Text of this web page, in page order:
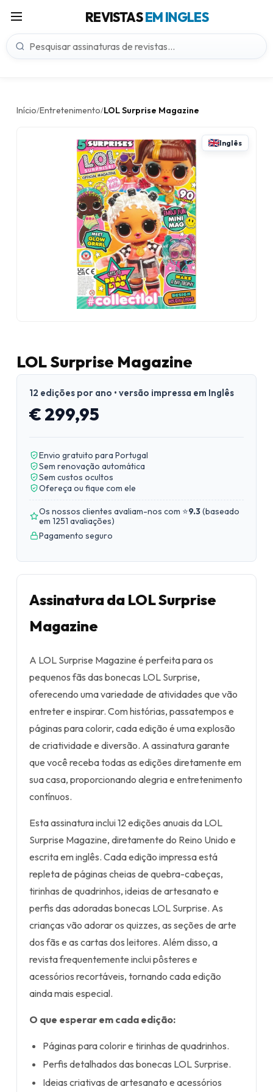
REVISTASEM INGLES
Início/Entretenimento/LOL Surprise Magazine
Inglês
LOL Surprise Magazine
12 edições por ano • versão impressa em Inglês
€ 299,95
Envio gratuito para Portugal
Sem renovação automática
Sem custos ocultos
Ofereça ou fique com ele
Os nossos clientes avaliam-nos com ⭐9.3(baseado
em 1251 avaliações)
Pagamento seguro
Assinatura da LOL Surprise
Magazine
A LOL Surprise Magazine é perfeita para os
pequenos fãs das bonecas LOL Surprise,
oferecendo uma variedade de atividades que vão
entreter e inspirar. Com histórias, passatempos e
páginas para colorir, cada edição é uma explosão
de criatividade e diversão. A assinatura garante
que você receba todas as edições diretamente em
sua casa, proporcionando alegria e entretenimento
contínuos.
Esta assinatura inclui 12 edições anuais da LOL
Surprise Magazine, diretamente do Reino Unido e
escrita em inglês. Cada edição impressa está
repleta de páginas cheias de quebra-cabeças,
tirinhas de quadrinhos, ideias de artesanato e
perfis das adoradas bonecas LOL Surprise. As
crianças vão adorar os quizzes, as seções de arte
dos fãs e as cartas dos leitores. Além disso, a
revista frequentemente inclui pôsteres e
acessórios recortáveis, tornando cada edição
ainda mais especial.
O que esperar em cada edição:
Páginas para colorir e tirinhas de quadrinhos.
Perfis detalhados das bonecas LOL Surprise.
Ideias criativas de artesanato e acessórios